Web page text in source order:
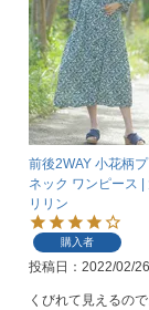
前後2WAY 小花柄
ネック ワンピース
リリン
購入者
投稿日 2022/02/26
くびれて見えるの